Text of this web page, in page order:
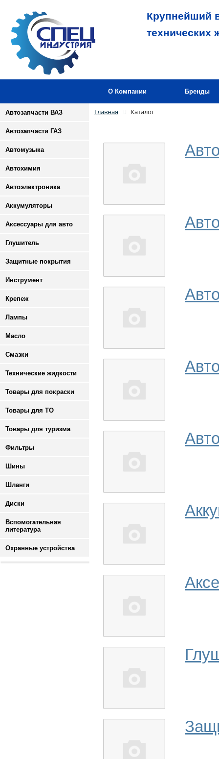
Крупнейший
технических
О Компании Бренды
Автозапчасти ВАЗ
Автозапчасти ГАЗ
Автомузыка
Автохимия
Автоэлектроника
Аккумуляторы
Аксессуары для авто
Глушитель
Защитные покрытия
Инструмент
Крепеж
Лампы
Масло
Смазки
Технические жидкости
Товары для покраски
Товары для ТО
Товары для туризма
Фильтры
Шины
Шланги
Диски
Вспомогательная
литература
Охранные устройства
Главная Каталог